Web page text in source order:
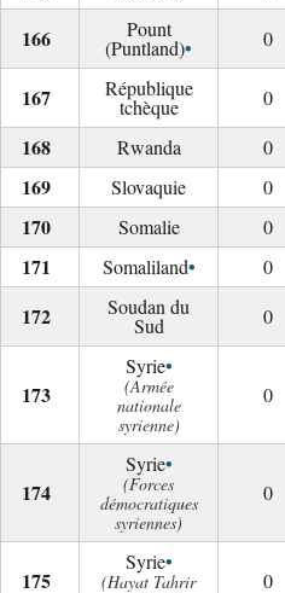
Pount
(Puntland)• 0
République
tchèque 0
Rwanda
0
Slovaquie
0
Somalie
0
Somaliland• 0
Soudan du
Sud 0
Syrie•
(Armée
nationale
syrienne)
0
Syrie•
(Forces
démocratiques
syriennes)
0
Syrie•
(Hayat Tahrir
0